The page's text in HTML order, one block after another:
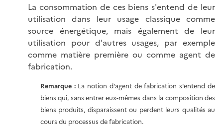
La consommation de ces biens s'entend de leur
utilisation dans leur usage classique comme
source énergétique, mais également de leur
utilisation pour d'autres usages, par exemple
comme matière première ou comme agent de
fabrication.
Remarque :La notion d'agent de fabrication s'entend de
biens qui, sans entrer eux-mêmes dans la composition des
biens produits, disparaissent ou perdent leurs qualités au
cours du processus de fabrication.